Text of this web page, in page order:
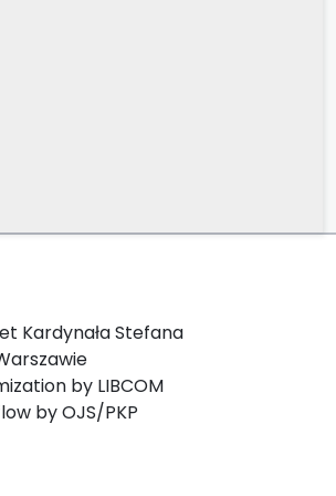
Kardynała Stefana
by LIBCOM
by OJS/PKP